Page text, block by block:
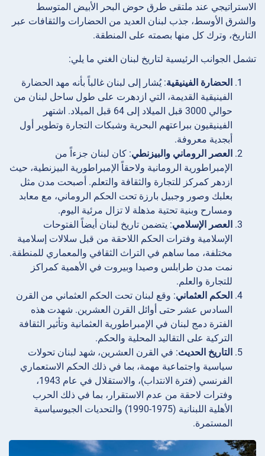
الاستراتيجي عند ملتقى طرق حوض البحر الأبيض المتوسط
والشرق الأوسط، جذب لبنان العديد من الحضارات والثقافات عبر
التاريخ، وترك كل منها بصمته على المنطقة.
تشمل الجوانب الرئيسية لتاريخ لبنان الغني ما يلي:
الحضارة الفينيقية: يُشار إلى لبنان غالباً بأنه مهد الحضارة
الفينيقية القديمة، التي ازدهرت على طول ساحل لبنان من
حوالي 3000 قبل الميلاد إلى 64 قبل الميلاد. اشتهر
الفينيقيون ببراعتهم البحرية وشبكات التجارة وتطوير أول
أبجدية معروفة.
العصر الروماني والبيزنطي: كان لبنان جزءاً من
الإمبراطورية الرومانية ولاحقاً الإمبراطورية البيزنطية، حيث
ازدهر كمركز للتجارة والثقافة والتعلم. أصبحت مدن مثل
بعلبك وصور وجبيل بارزة تحت الحكم الروماني، مع معابد
ومسارح وبنية تحتية مذهلة لا تزال مرئية اليوم.
العصر الإسلامي: يتضمن تاريخ لبنان أيضاً الفتوحات
الإسلامية وفترات الحكم اللاحقة من قبل سلالات إسلامية
مختلفة، مما ساهم في التراث الثقافي والمعماري للمنطقة.
نمت مدن طرابلس وصيدا وبيروت في الأهمية كمراكز
للتجارة والعلم.
الحكم العثماني: وقع لبنان تحت الحكم العثماني من القرن
السادس عشر حتى أوائل القرن العشرين. شهدت هذه
الفترة دمج لبنان في الإمبراطورية العثمانية وتأثير الثقافة
التركية على التقاليد المحلية والحكم.
التاريخ الحديث: في القرن العشرين، شهد لبنان تحولات
سياسية واجتماعية مهمة، بما في ذلك الحكم الاستعماري
الفرنسي (فترة الانتداب)، والاستقلال في عام 1943،
وفترات لاحقة من عدم الاستقرار، بما في ذلك الحرب
الأهلية اللبنانية (1975-1990) والتحديات الجيوسياسية
المستمرة.